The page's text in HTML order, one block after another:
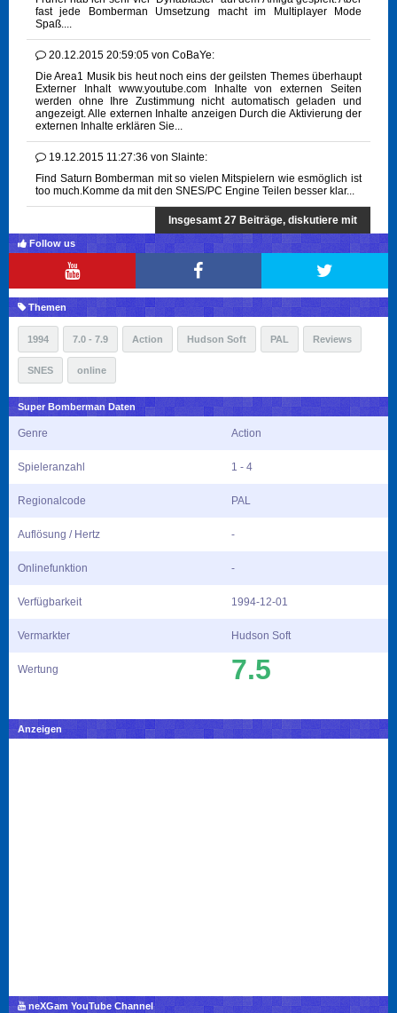
fast jede Bomberman Umsetzung macht im Multiplayer Mode
Spaß....
20.12.2015 20:59:05 von CoBaYe:
Die Area1 Musik bis heut noch eins der geilsten Themes überhaupt
Externer Inhalt www.youtube.com Inhalte von externen Seiten
werden ohne Ihre Zustimmung nicht automatisch geladen und
angezeigt. Alle externen Inhalte anzeigen Durch die Aktivierung der
externen Inhalte erklären Sie...
19.12.2015 11:27:36 von Slainte:
Find Saturn Bomberman mit so vielen Mitspielern wie esmöglich ist
too much.Komme da mit den SNES/PC Engine Teilen besser klar...
Insgesamt 27 Beiträge, diskutiere mit
Follow us
Themen
1994 7.0 - 7.9 Action Hudson Soft PAL Reviews
SNES online
Super Bomberman Daten
Genre Action
Spieleranzahl 1 - 4
Regionalcode PAL
Auflösung / Hertz -
Onlinefunktion -
Verfügbarkeit 1994-12-01
Vermarkter Hudson Soft
Wertung 7.5
Anzeigen
neXGam YouTube Channel